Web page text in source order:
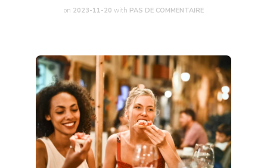
on 2023-11-20 with PAS DE COMMENTAIRE